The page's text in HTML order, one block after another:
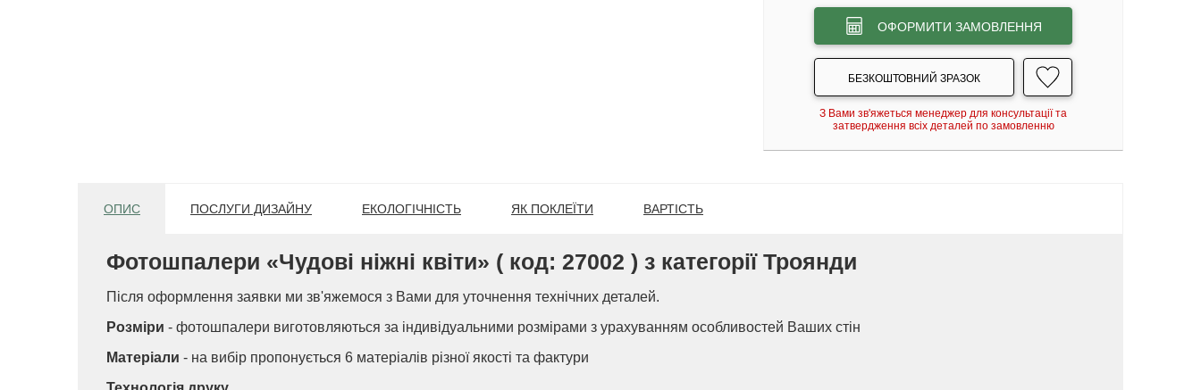
ОФОРМИТИ ЗАМОВЛЕННЯ
БЕЗКОШТОВНИЙ ЗРАЗОК
З Вами зв'яжеться менеджер для консультації та
затвердження всіх деталей по замовленню
ОПИС ПОСЛУГИ ДИЗАЙНУ ЕКОЛОГІЧНІСТЬ ЯК ПОКЛЕЇТИ ВАРТІСТЬ
Фотошпалери «Чудові ніжні квіти» ( код: 27002 ) з категорії Троянди
Після оформлення заявки ми зв'яжемося з Вами для уточнення технічних деталей.
Розміри - фотошпалери виготовляються за індивідуальними розмірами з урахуванням особливостей Ваших стін
Матеріали - на вибір пропонується 6 матеріалів різної якості та фактури